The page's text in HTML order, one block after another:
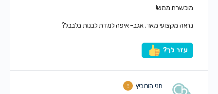
מוכשרת ממש!
נראה מקצועי מאד. אגב- איפה למדת לבנות בלבבל?
עזר לך?
חני הורוביץ